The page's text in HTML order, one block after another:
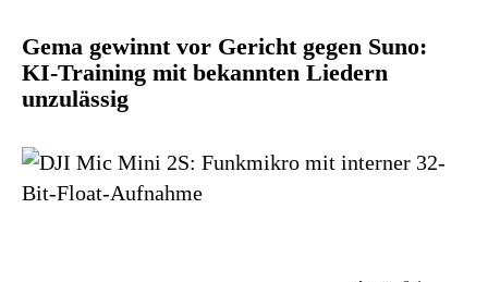
Gema gewinnt vor Gericht gegen Suno:
KI-Training mit bekannten Liedern
unzulässig